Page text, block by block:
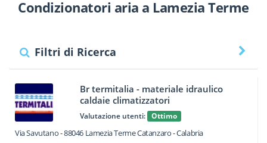
Condizionatori aria a Lamezia Terme
Filtri di Ricerca
Br termitalia - materiale idraulico
caldaie climatizzatori
Valutazione utenti: Ottimo
Via Savutano-88046 Lamezia TermeCatanzaro -Calabria